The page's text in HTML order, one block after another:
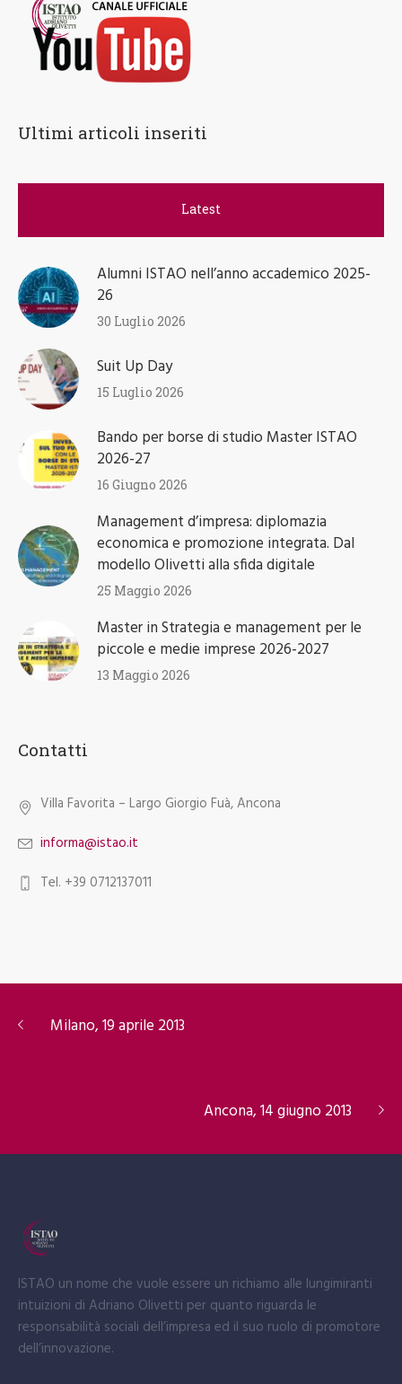
Ultimi articoli inseriti
Latest
Alumni ISTAO nell’anno accademico 2025-
26
30 Luglio 2026
Suit Up Day
15 Luglio 2026
Bando per borse di studio Master ISTAO
2026-27
16 Giugno 2026
Management d’impresa: diplomazia
economica e promozione integrata. Dal
modello Olivetti alla sfida digitale
25 Maggio 2026
Master in Strategia e management per le
piccole e medie imprese 2026-2027
13 Maggio 2026
Contatti
Villa Favorita – Largo Giorgio Fuà, Ancona
informa@istao.it
Tel. +39 0712137011
Milano, 19 aprile 2013
Ancona, 14 giugno 2013
ISTAO un nome che vuole essere un richiamo alle lungimiranti
intuizioni di Adriano Olivetti per quanto riguarda le
responsabilità sociali dell’impresa ed il suo ruolo di promotore
dell’innovazione.